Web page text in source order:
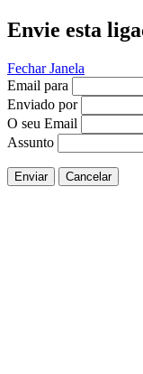
Envie esta
Fechar Janela
Email para
Enviado por
O seu Email
Assunto
Enviar Cancelar